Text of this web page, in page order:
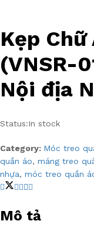
Kẹp
(VNSR-
Nội địa
Status:In stock
Category: Móc treo
quần áo, máng treo
nhựa, móc treo quần
Mô tả